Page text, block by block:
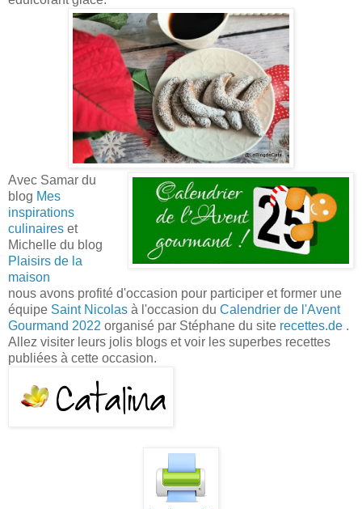
Avec Samar du
blog Mes
inspirations
culinaires et
Michelle du blog
Plaisirs de la
maison
nous avons profité d'occasion pour participer et former une
équipe Saint Nicolas à l'occasion du Calendrier de l'Avent
Gourmand 2022 organisé par Stéphane du site recettes.de .
Allez visiter leurs jolis blogs et voir les superbes recettes
publiées à cette occasion.